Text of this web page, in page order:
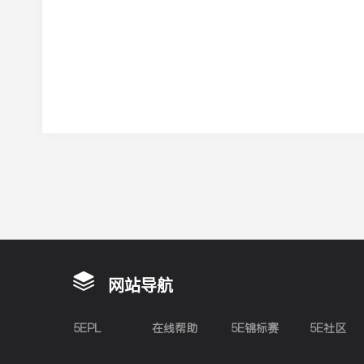
网站导航
5EPL 在线帮助 5E锦标赛 5E社区